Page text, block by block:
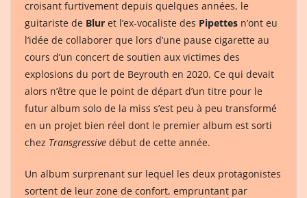
croisant furtivement depuis quelques années, le
guitariste de Blur et l’ex-vocaliste des Pipettes n’ont eu
l’idée de collaborer que lors d’une pause cigarette au
cours d’un concert de soutien aux victimes des
explosions du port de Beyrouth en 2020. Ce qui devait
alors n’être que le point de départ d’un titre pour le
futur album solo de la miss s’est peu à peu transformé
en un projet bien réel dont le premier album est sorti
chez Transgressive début de cette année.
Un album surprenant sur lequel les deux protagonistes
sortent de leur zone de confort, empruntant par